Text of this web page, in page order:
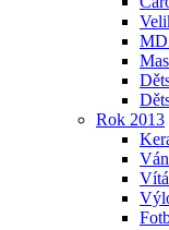
Rok 2013